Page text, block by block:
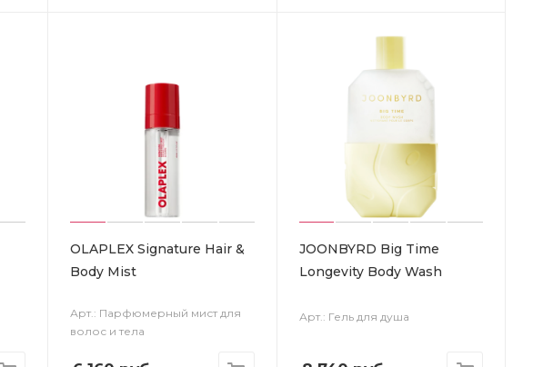
OLAPLEX Signature Hair &
Body Mist
Арт.: Парфюмерный мист для
волос и тела
JOONBYRD Big Time
Longevity Body Wash
Арт.: Гель для душа